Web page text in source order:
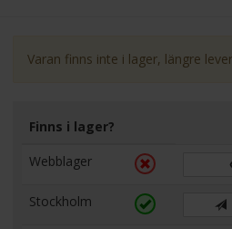
Varan finns inte i lager, längre
Finns i lager?
Webblager
Stockholm